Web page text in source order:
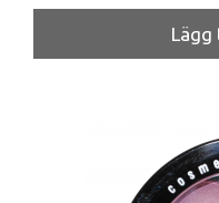
Lägg